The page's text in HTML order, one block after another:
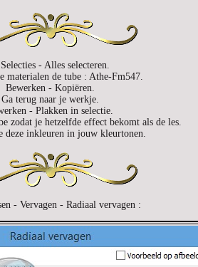
- Alles selecteren.
materialen de tube : Athe-Fm547.
Bewerken - Kopiëren.
Ga terug naar je werkje.
- Plakken in selectie.
zodat je hetzelfde effect bekomt als de les.
deze inkleuren in jouw kleurtonen.
- Vervagen - Radiaal vervagen :